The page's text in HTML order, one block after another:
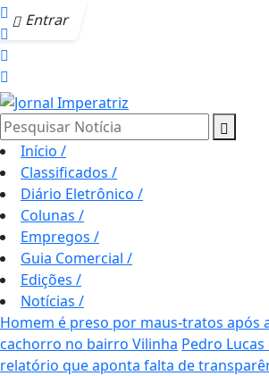
Entrar
Pesquisar Notícia
Início /
Classificados /
Diário Eletrônico /
Colunas /
Empregos /
Guia Comercial /
Edições /
Notícias /
Homem é preso por maus-tratos após
cachorro no bairro Vilinha Pedro
relatório que aponta falta de